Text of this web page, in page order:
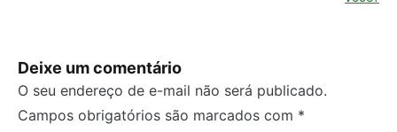
Deixe um comentário
O seu endereço de e-mail não será publicado.
Campos obrigatórios são marcados com *